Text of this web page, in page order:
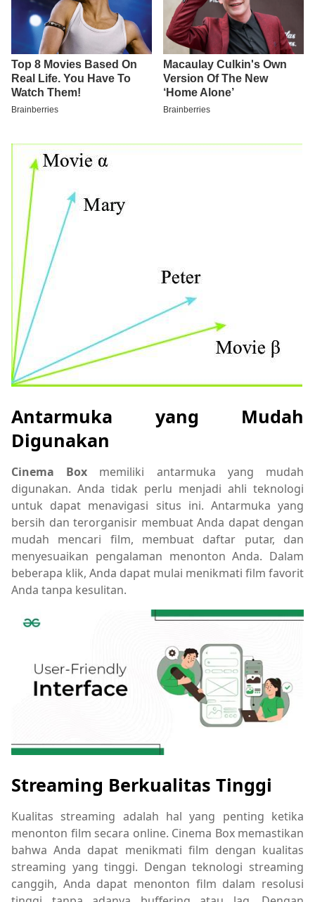
Antarmuka yang Mudah
Digunakan
Cinema Box memiliki antarmuka yang mudah
digunakan. Anda tidak perlu menjadi ahli teknologi
untuk dapat menavigasi situs ini. Antarmuka yang
bersih dan terorganisir membuat Anda dapat dengan
mudah mencari film, membuat daftar putar, dan
menyesuaikan pengalaman menonton Anda. Dalam
beberapa klik, Anda dapat mulai menikmati film favorit
Anda tanpa kesulitan.
Streaming Berkualitas Tinggi
Kualitas streaming adalah hal yang penting ketika
menonton film secara online. Cinema Box memastikan
bahwa Anda dapat menikmati film dengan kualitas
streaming yang tinggi. Dengan teknologi streaming
canggih, Anda dapat menonton film dalam resolusi